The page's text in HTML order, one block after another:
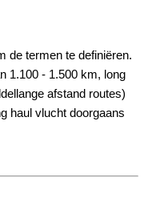
de termen te definiëren.
1.100 - 1.500 km, long
afstand routes)
haul vlucht doorgaans